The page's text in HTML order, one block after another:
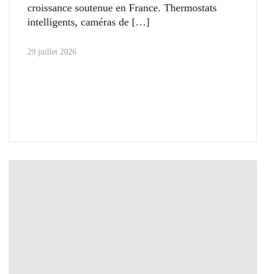
croissance soutenue en France. Thermostats
intelligents, caméras de
29 juillet 2026